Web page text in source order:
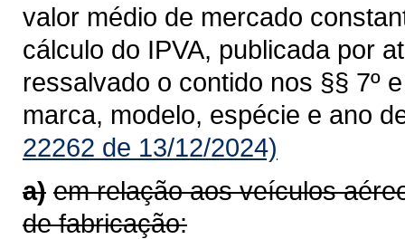
valor médio de mercado
cálculo do IPVA, publicada por
ressalvado o contido nos §§ 7º
marca, modelo, espécie e ano
22262 de 13/12/2024)
a) em relação aos veículos
de fabricação: